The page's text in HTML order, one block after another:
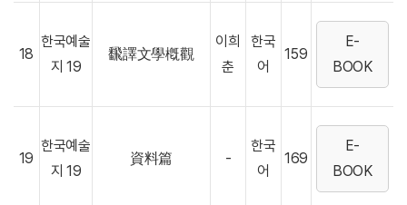
18
한국예술
지 19
飜譯文學槪觀
이희
춘
한국
어
159
E-
BOOK
19
한국예술
지 19
資料篇 -
한국
어
169
E-
BOOK